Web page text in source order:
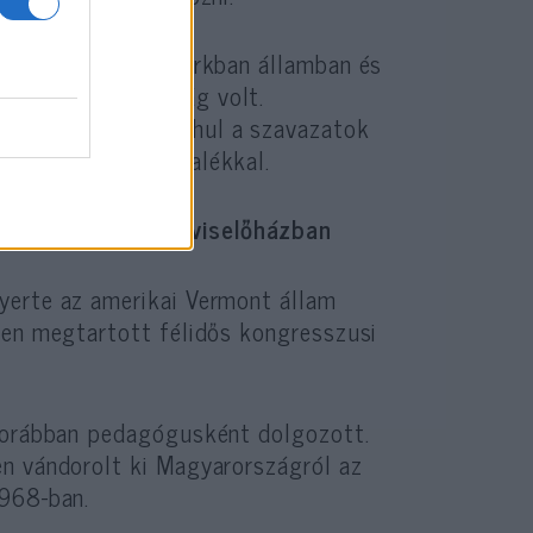
eleme a New Yorkban államban és
közbiztonság volt.
után Kathy Hochul a szavazatok
mintegy 47 százalékkal.
a képviselőházban
az amerikai Vermont állam
megtartott félidős kongresszusi
pedagógusként dolgozott.
vándorolt ki Magyarországról az
ban.